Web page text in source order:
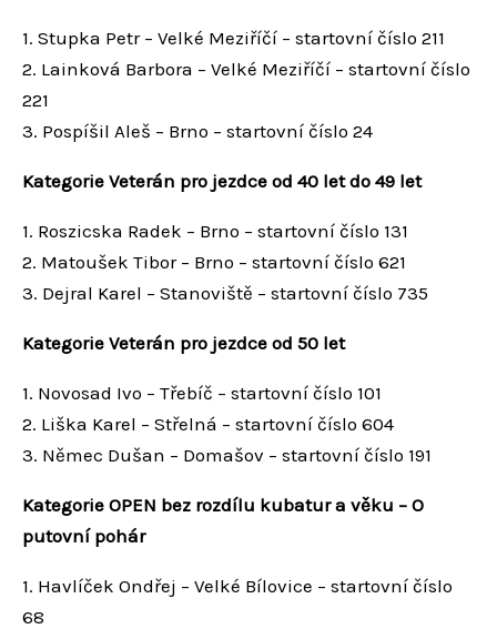
1. Stupka Petr – Velké Meziříčí – startovní číslo 211
2. Lainková Barbora – Velké Meziříčí – startovní číslo
221
3. Pospíšil Aleš – Brno – startovní číslo 24
Kategorie Veterán pro jezdce od 40 let do 49 let
1. Roszicska Radek – Brno – startovní číslo 131
2. Matoušek Tibor – Brno – startovní číslo 621
3. Dejral Karel – Stanoviště – startovní číslo 735
Kategorie Veterán pro jezdce od 50 let
1. Novosad Ivo – Třebíč – startovní číslo 101
2. Liška Karel – Střelná – startovní číslo 604
3. Němec Dušan – Domašov – startovní číslo 191
Kategorie OPEN bez rozdílu kubatur a věku – O
putovní pohár
1. Havlíček Ondřej – Velké Bílovice – startovní číslo
68